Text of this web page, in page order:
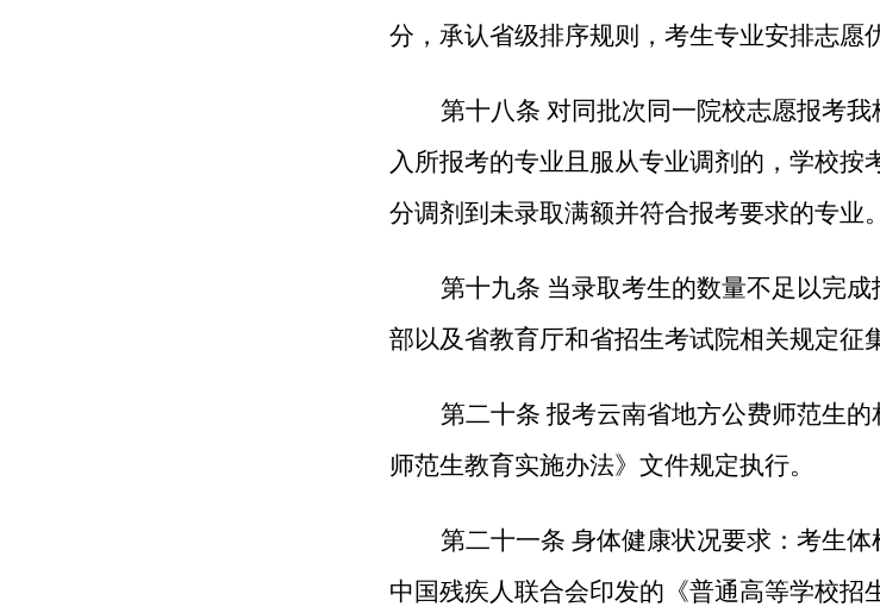
分，承认省级排序规则，考生专业安排志愿
第十八条 对同批次同一院校志愿报考
入所报考的专业且服从专业调剂的，学校按
分调剂到未录取满额并符合报考要求的专业。
第十九条 当录取考生的数量不足以完
部以及省教育厅和省招生考试院相关规定征
第二十条 报考云南省地方公费师范生
师范生教育实施办法》文件规定执行。
第二十一条 身体健康状况要求：考生体
中国残疾人联合会印发的《普通高等学校招